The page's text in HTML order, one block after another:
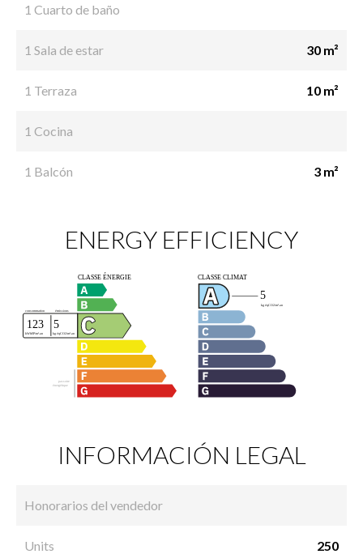
1 Cuarto de baño
1 Sala de estar 30 m²
1 Terraza 10 m²
1 Cocina
1 Balcón 3 m²
ENERGY EFFICIENCY
INFORMACIÓN LEGAL
Honorarios del vendedor
Units 250